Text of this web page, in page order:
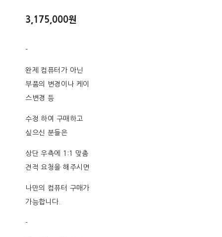
3,175,000원
-
완제 컴퓨터가 아닌
부품의 변경이나 케이
스변경 등
수정 하여 구매하고
싶으신 분들은
상단 우측에 1:1 맞춤
견적 요청을 해주시면
나만의 컴퓨터 구매가
가능합니다.
-